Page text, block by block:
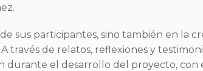
sus participantes, sino también en la
través de relatos, reflexiones y
el desarrollo del proyecto, con